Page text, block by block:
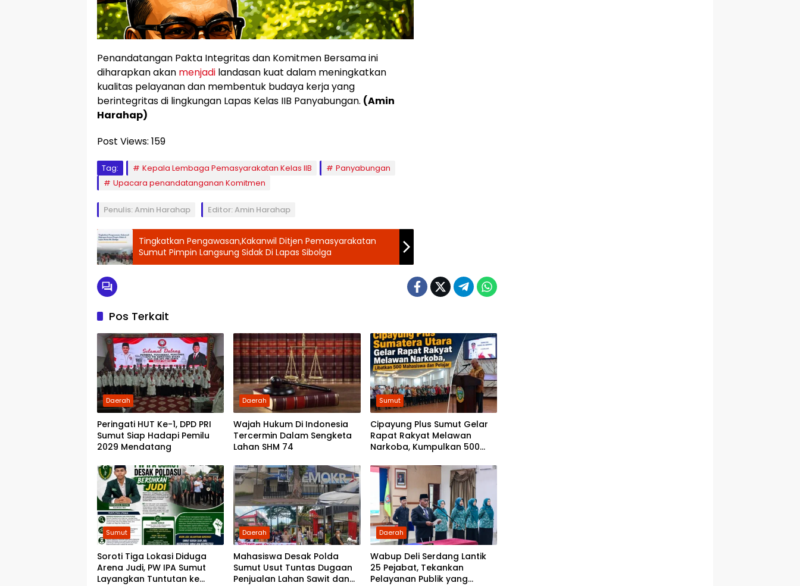
Penandatangan Pakta Integritas dan Komitmen Bersama ini
diharapkan akan menjadi landasan kuat dalam meningkatkan
kualitas pelayanan dan membentuk budaya kerja yang
berintegritas di lingkungan Lapas Kelas IIB Panyabungan. (Amin
Harahap)
Post Views: 159
Tag: Kepala Lembaga Pemasyarakatan Kelas IIB
Panyabungan
Upacara penandatanganan Komitmen
Penulis: Amin Harahap Editor: Amin Harahap
Tingkatkan Pengawasan,Kakanwil Ditjen Pemasyarakatan
Sumut Pimpin Langsung Sidak Di Lapas Sibolga
Pos Terkait
Daerah
Peringati HUT Ke-1, DPD PRI
Sumut Siap Hadapi Pemilu
2029 Mendatang
Daerah
Wajah Hukum Di Indonesia
Tercermin Dalam Sengketa
Lahan SHM 74
Sumut
Cipayung Plus Sumut Gelar
Rapat Rakyat Melawan
Narkoba, Kumpulkan 500
Sumut
Soroti Tiga Lokasi Diduga
Arena Judi, PW IPA Sumut
Layangkan Tuntutan ke
Daerah
Mahasiswa Desak Polda
Sumut Usut Tuntas Dugaan
Penjualan Lahan Sawit dan
Daerah
Wabup Deli Serdang Lantik
25 Pejabat, Tekankan
Pelayanan Publik yang